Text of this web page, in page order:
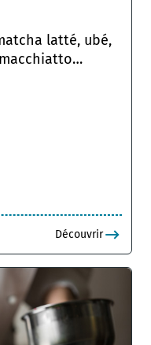
latté, ubé,
Découvrir